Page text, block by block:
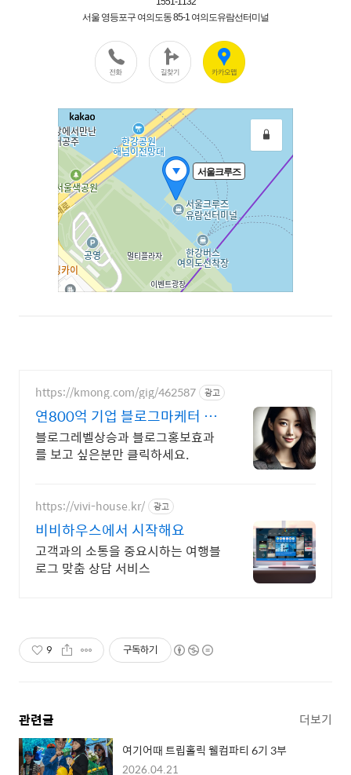
https://kmong.com/gig/462587 광고
연800억 기업 블로그마케터 불
만족시 100%환불
블로그레벨상승과 블로그홍보효과
를 보고 싶은분만 클릭하세요.
https://vivi-house.kr/ 광고
비비하우스에서 시작해요
고객과의 소통을 중요시하는 여행블
로그 맞춤 상담 서비스
9 구독하기
관련글 더보기
여기어때 트립홀릭 웰컴파티 6기 3부
2026.04.21